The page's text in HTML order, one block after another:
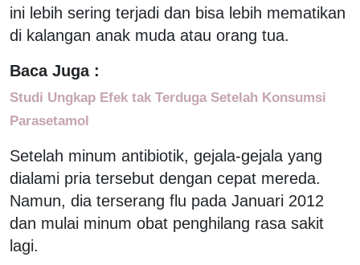
ini lebih sering terjadi dan bisa lebih mematikan
di kalangan anak muda atau orang tua.
Baca Juga :
Studi Ungkap Efek tak Terduga Setelah Konsumsi
Parasetamol
Setelah minum antibiotik, gejala-gejala yang
dialami pria tersebut dengan cepat mereda.
Namun, dia terserang flu pada Januari 2012
dan mulai minum obat penghilang rasa sakit
lagi.